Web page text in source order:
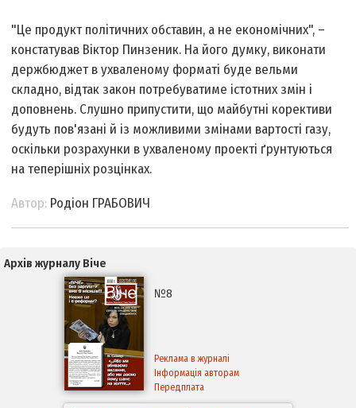
"Це продукт політичних обставин, а не економічних", –
констатував Віктор Пинзеник. На його думку, виконати
держбюджет в ухваленому форматі буде вельми
складно, відтак закон потребуватиме істотних змін і
доповнень. Слушно припустити, що майбутні корективи
будуть пов'язані й із можливими змінами вартості газу,
оскільки розрахунки в ухваленому проекті ґрунтуються
на теперішніх розцінках.
Автор: Родіон ГРАБОВИЧ
Архів журналу Віче
№8
Реклама в журналі
Інформація авторам
Передплата